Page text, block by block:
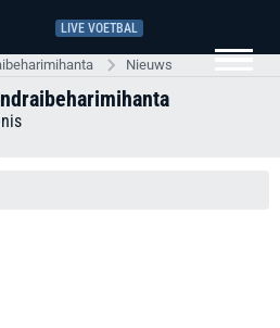
LIVE VOETBAL
Nieuws